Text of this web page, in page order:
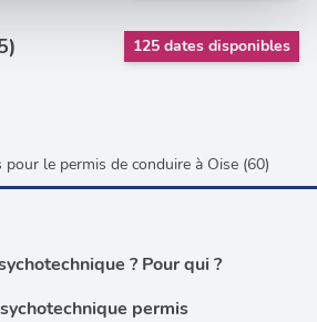
des informations sur l'utilisation de
lors de votre utilisation de leurs
125 dates disponibles
le permis de conduire à Oise (60)
? Pour qui ?
permis